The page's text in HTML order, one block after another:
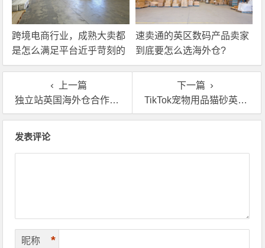
跨境电商行业，成熟大卖都
是怎么满足平台近乎苛刻的
物流时效要求的？
速卖通的英区数码产品卖家
到底要怎么选海外仓?
上一篇
独立站英国海外仓合作价格怎么算的？应该了解哪些方面呢？
下一篇
TikTok宠物用品猫砂英国海外仓一件代发需要注意什么？
发表评论
昵称 *